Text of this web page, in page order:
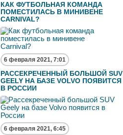
КАК ФУТБОЛЬНАЯ КОМАНДА
ПОМЕСТИЛАСЬ В МИНИВЕНЕ
CARNIVAL?
6 февраля 2021, 7:01
РАССЕКРЕЧЕННЫЙ БОЛЬШОЙ SUV
GEELY НА БАЗЕ VOLVO ПОЯВИТСЯ
В РОССИИ
6 февраля 2021, 6:45